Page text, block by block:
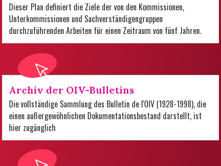
Dieser Plan definiert die Ziele der von den Kommissionen,
Unterkommissionen und Sachverständigengruppen
durchzuführenden Arbeiten für einen Zeitraum von fünf Jahren.
Archiv der OIV-Bulletins
Die vollständige Sammlung des Bulletin de l'OIV (1928-1998), die
einen außergewöhnlichen Dokumentationsbestand darstellt, ist
hier zugänglich